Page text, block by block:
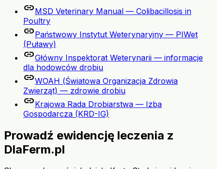
linkMSD Veterinary Manual — Colibacillosis in
Poultry
linkPaństwowy Instytut Weterynaryjny — PIWet
(Puławy)
linkGłówny Inspektorat Weterynarii — informacje
dla hodowców drobiu
linkWOAH (Światowa Organizacja Zdrowia
Zwierząt) — zdrowie drobiu
linkKrajowa Rada Drobiarstwa — Izba
Gospodarcza (KRD-IG)
Prowadź ewidencję leczenia z
DlaFerm.pl